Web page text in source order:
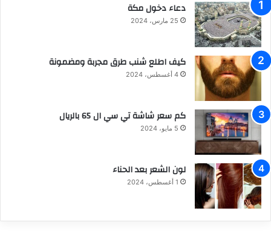
دعاء دخول مكة
25 مارس، 2024
كيف اطلع شنب طرق مجربة ومضمونة
4 أغسطس، 2024
كم سعر شاشة تي سي ال 65 بالريال
5 مايو، 2024
لون الشعر بعد الحناء
1 أغسطس، 2024